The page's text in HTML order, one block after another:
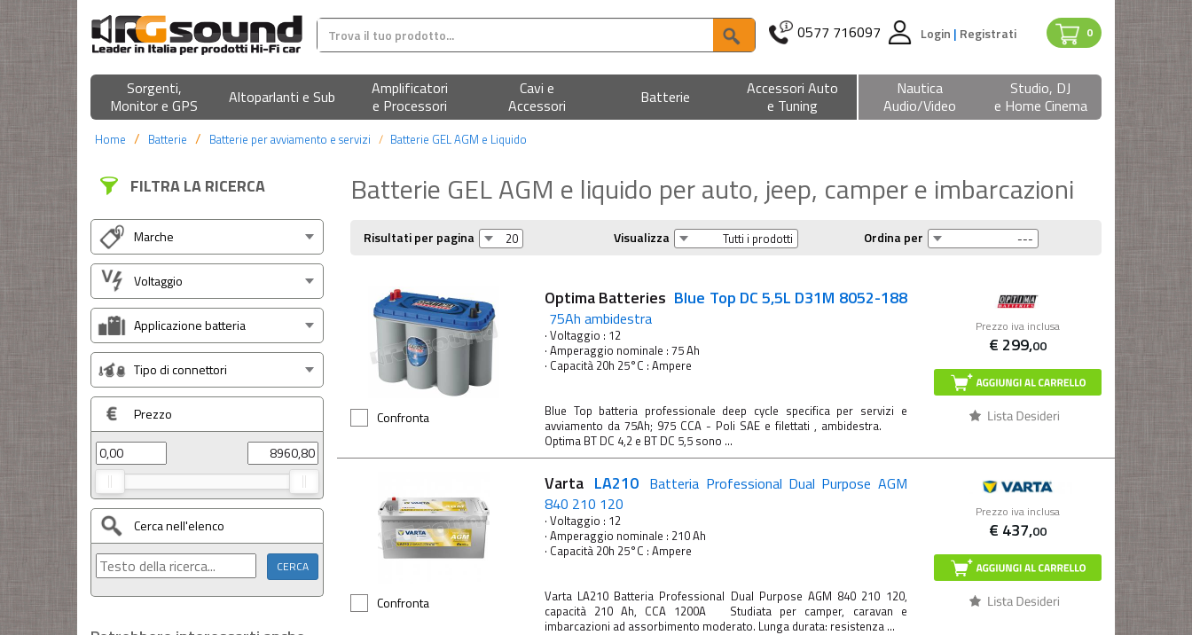
0
0577 716097 Login | Registrati
Sorgenti,
Monitor e GPS
Altoparlanti e Sub
Amplificatori
e Processori
Cavi e
Accessori
Batterie
Accessori Auto
e Tuning
Nautica
Audio/Video
Studio, DJ
e Home Cinema
Home Batterie Batterie per avviamento e servizi Batterie GEL AGM e Liquido
FILTRA LA RICERCA
Marche
Voltaggio
Applicazione batteria
Tipo di connettori
Prezzo
Cerca nell'elenco
Batterie GEL AGM e liquido per auto, jeep, camper e imbarcazioni
Risultati per pagina Visualizza Ordina per
Confronta
Prezzo iva inclusa
€ 299,00
Optima Batteries Blue Top DC 5,5L D31M 8052-188
75Ah ambidestra
· Voltaggio : 12
· Amperaggio nominale : 75 Ah
· Capacità 20h 25°C : Ampere
Blue Top batteria professionale deep cycle specifica per servizi e
avviamento da 75Ah; 975 CCA - Poli SAE e filettati , ambidestra.
Optima BT DC 4,2 e BT DC 5,5 sono ...
Confronta
Prezzo iva inclusa
€ 437,00
Varta LA210 Batteria Professional Dual Purpose AGM
840 210 120
· Voltaggio : 12
· Amperaggio nominale : 210 Ah
· Capacità 20h 25°C : Ampere
Varta LA210 Batteria Professional Dual Purpose AGM 840 210 120,
capacità 210 Ah, CCA 1200A Studiata per camper, caravan e
imbarcazioni ad assorbimento moderato. Lunga durata: resistenza ...